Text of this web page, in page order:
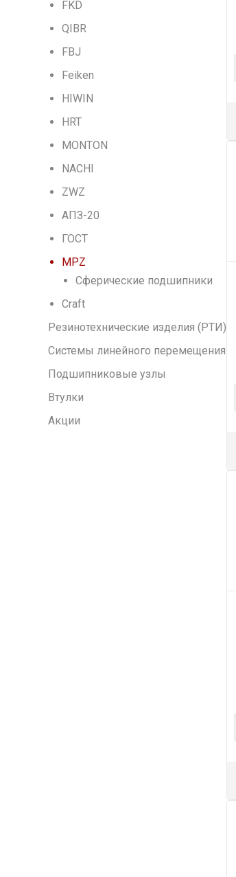
FKD
QIBR
FBJ
Feiken
HIWIN
HRT
MONTON
NACHI
ZWZ
АПЗ-20
ГОСТ
MPZ
Сферические подшипники
Craft
Резинотехнические изделия (РТИ)
Системы линейного перемещения
Подшипниковые узлы
Втулки
Акции